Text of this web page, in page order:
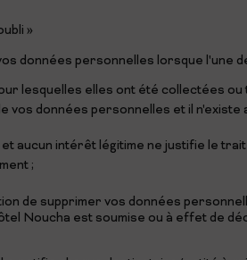
»
données personnelles lorsque l'une
lesquelles elles ont été collectées ou
données personnelles et il n'existe
aucun intérêt légitime ne justifie le
;
de supprimer vos données
Noucha est soumise ou à effet de